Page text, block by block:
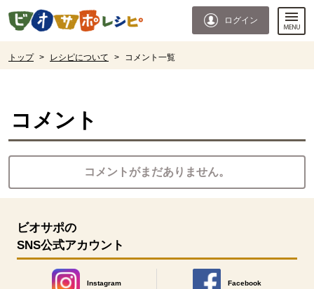
ページの先頭です。
ログイン
トップ > レシピについて > コメント一覧
コメント
コメントがまだありません。
ビオサポの
SNS公式アカウント
Instagram Facebook